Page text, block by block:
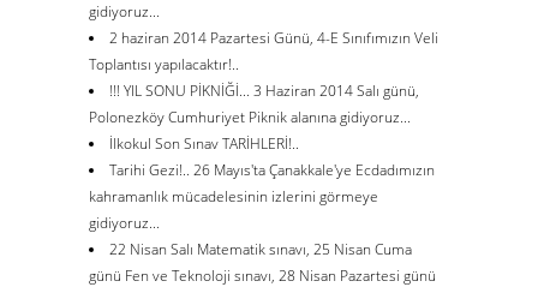
gidiyoruz...
2 haziran 2014 Pazartesi Günü, 4-E Sınıfımızın Veli
Toplantısı yapılacaktır!..
!!! YIL SONU PİKNİĞİ... 3 Haziran 2014 Salı günü,
Polonezköy Cumhuriyet Piknik alanına gidiyoruz...
İlkokul Son Sınav TARİHLERİ!..
Tarihi Gezi!.. 26 Mayıs'ta Çanakkale'ye Ecdadımızın
kahramanlık mücadelesinin izlerini görmeye
gidiyoruz...
22 Nisan Salı Matematik sınavı, 25 Nisan Cuma
günü Fen ve Teknoloji sınavı, 28 Nisan Pazartesi günü